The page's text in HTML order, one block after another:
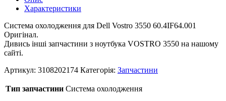
Характеристики
Система охолодження для Dell Vostro 3550 60.4IF64.001
Оригінал.
Дивись інші запчастини з ноутбука VOSTRO 3550 на нашому
сайті.
Артикул: 3108202174 Категорія: Запчастини
Тип запчастини Система охолодження